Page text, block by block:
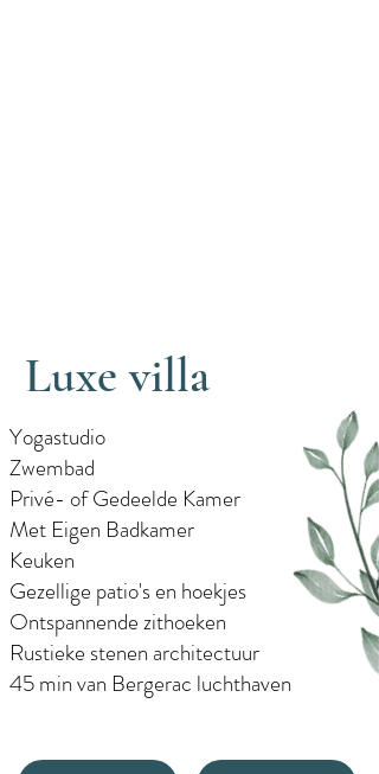
Luxe villa
Yogastudio
Zwembad
Privé- of Gedeelde Kamer
Met Eigen Badkamer
Keuken
Gezellige patio's en hoekjes
Ontspannende zithoeken
Rustieke stenen architectuur
45 min van Bergerac luchthaven